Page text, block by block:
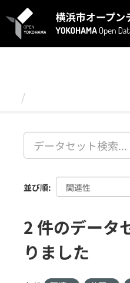
キ
並び順
2 件のデータ
りました